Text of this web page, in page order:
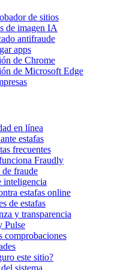
de sitios
de imagen IA
antifraude
apps
de Chrome
de Microsoft Edge
en línea
estafas
frecuentes
Fraudly
de fraude
inteligencia
estafas online
de estafas
y transparencia
Pulse
comprobaciones
este sitio?